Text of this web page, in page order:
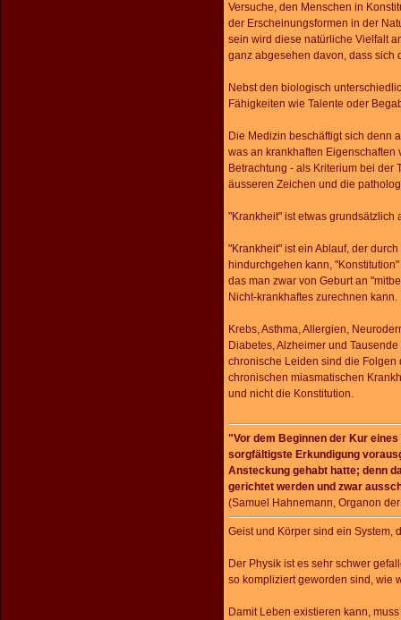
Versuche, den Menschen in
der Erscheinungsformen in der
sein wird diese natürliche Vielfalt
ganz abgesehen davon, dass sich
Nebst den biologisch
Fähigkeiten wie Talente oder
Die Medizin beschäftigt sich denn
was an krankhaften
Betrachtung - als Kriterium bei der
äusseren Zeichen und die
"Krankheit" ist etwas grundsätzlich
"Krankheit" ist ein Ablauf, der
hindurchgehen kann,
das man zwar von Geburt an
Nicht-krankhaftes zurechnen kann.
Krebs, Asthma, Allergien,
Diabetes, Alzheimer und
chronische Leiden sind die Folgen
chronischen miasmatischen
und nicht die Konstitution.
"Vor dem Beginnen der Kur
sorgfältigste Erkundigung
Ansteckung gehabt hatte; denn
gerichtet werden und zwar
(Samuel Hahnemann, Organon
Geist und Körper sind ein System,
Der Physik ist es sehr schwer
so kompliziert geworden sind, wie
Damit Leben existieren kann,